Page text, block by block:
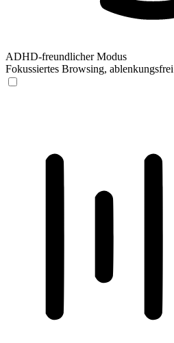
ADHD-freundlicher Modus
Fokussiertes Browsing, ablenkungsfrei